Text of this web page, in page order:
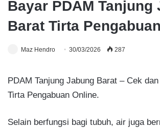
Bayar PDAM Tanjung
Barat Tirta Pengabuan
Maz Hendro 30/03/2026 287
PDAM Tanjung Jabung Barat – Cek
Tirta Pengabuan Online.
Selain berfungsi bagi tubuh, air juga